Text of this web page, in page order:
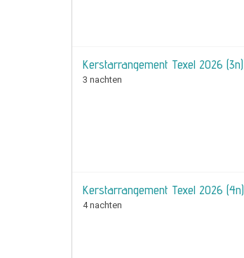
Kerstarrangement Texel 2026 (3n)
3 nachten
Kerstarrangement Texel 2026 (4n)
4 nachten